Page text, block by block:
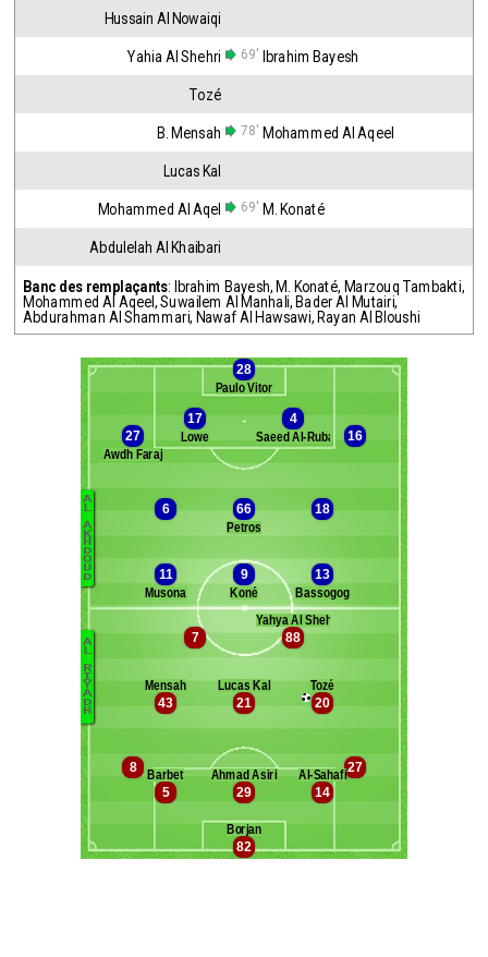
Hussain Al Nowaiqi
Yahia Al Shehri 69' Ibrahim Bayesh
Tozé
B. Mensah 78' Mohammed Al Aqeel
Lucas Kal
Mohammed Al Aqel 69' M. Konaté
Abdulelah Al Khaibari
Banc des remplaçants: Ibrahim Bayesh, M. Konaté, Marzouq Tambakti,
Mohammed Al Aqeel,Suwailem Al Manhali, Bader Al Mutairi,
Abdurahman Al Shammari, Nawaf Al Hawsawi, Rayan Al Bloushi